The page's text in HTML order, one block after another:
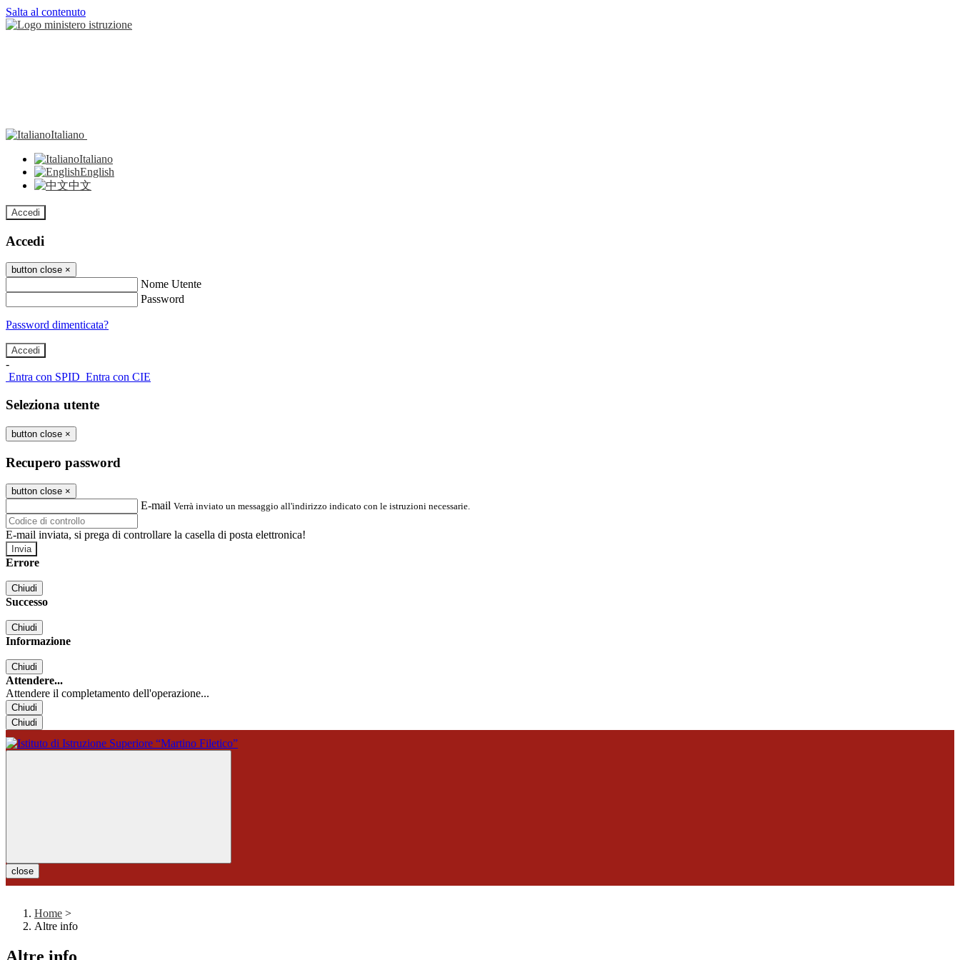
Salta al contenuto
Italiano
Italiano
English
中文
Accedi
Accedi
button close ×
Nome Utente
Password
Password dimenticata?
-
Entra con SPID Entra con CIE
Seleziona utente
button close ×
Recupero password
button close ×
E-mail Verrà inviato un messaggio all'indirizzo indicato con le istruzioni necessarie.
E-mail inviata, si prega di controllare la casella di posta elettronica!
Errore
Chiudi
Successo
Chiudi
Informazione
Chiudi
Attendere...
Attendere il completamento dell'operazione...
Chiudi
Chiudi
close
Home >
Altre info